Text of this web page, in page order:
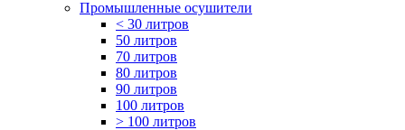
Промышленные осушители
< 30 литров
50 литров
70 литров
80 литров
90 литров
100 литров
> 100 литров